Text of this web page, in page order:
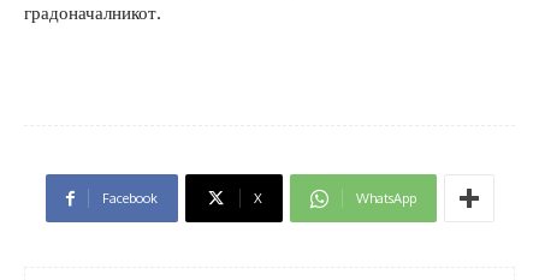
градоначалникот.
Facebook X WhatsApp